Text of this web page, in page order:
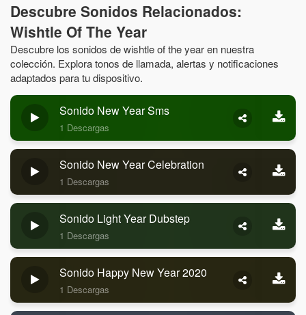
Descubre Sonidos Relacionados:
Wishtle Of The Year
Descubre los sonidos de wishtle of the year en nuestra
colección. Explora tonos de llamada, alertas y notificaciones
adaptados para tu dispositivo.
Sonido New Year Sms
1 Descargas
Sonido New Year Celebration
1 Descargas
Sonido Light Year Dubstep
1 Descargas
Sonido Happy New Year 2020
1 Descargas